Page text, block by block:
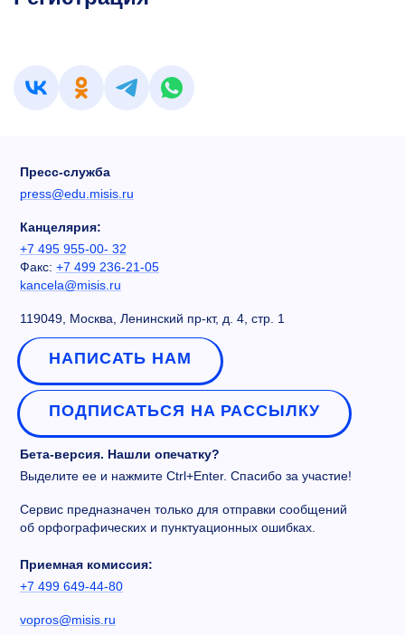
Пресс-служба
press@edu.misis.ru
Канцелярия:
+7 495 955-00- 32
Факс: +7 499 236-21-05
kancela@misis.ru
119049, Москва, Ленинский пр-кт, д. 4, стр. 1
НАПИСАТЬ НАМ
ПОДПИСАТЬСЯ НА РАССЫЛКУ
Бета-версия. Нашли опечатку?
Выделите ее и нажмите Ctrl+Enter. Спасибо за участие!
Сервис предназначен только для отправки сообщений
об орфографических и пунктуационных ошибках.
Приемная комиссия:
+7 499 649-44-80
vopros@misis.ru